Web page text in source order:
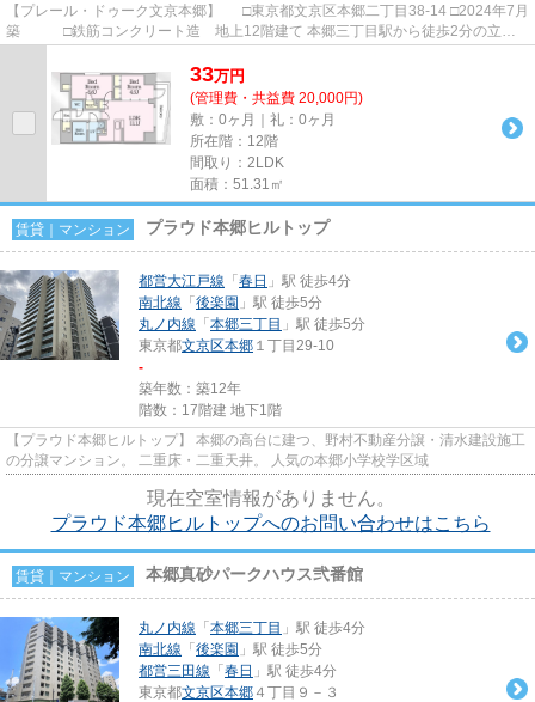
【プレール・ドゥーク文京本郷】 □東京都文京区本郷二丁目38-14 □2024年7月
築 □鉄筋コンクリート造 地上12階建て 本郷三丁目駅から徒歩2分の立地
33万円
(管理費・共益費 20,000円)
敷：0ヶ月｜礼：0ヶ月
所在階：12階
間取り：2LDK
面積：51.31㎡
賃貸｜マンション プラウド本郷ヒルトップ
都営大江戸線 「 春日 」駅 徒歩4分
南北線 「 後楽園 」駅 徒歩5分
丸ノ内線 「 本郷三丁目 」駅 徒歩5分
東京都文京区本郷 １丁目29-10
-
築年数：築12年
階数：17階建 地下1階
【プラウド本郷ヒルトップ】 本郷の高台に建つ、野村不動産分譲・清水建設施工
の分譲マンション。 二重床・二重天井。 人気の本郷小学校学区域
現在空室情報がありません。
プラウド本郷ヒルトップへのお問い合わせはこちら
賃貸｜マンション 本郷真砂パークハウス弐番館
丸ノ内線 「 本郷三丁目 」駅 徒歩4分
南北線 「 後楽園 」駅 徒歩5分
都営三田線 「 春日 」駅 徒歩4分
東京都文京区本郷 ４丁目９－３